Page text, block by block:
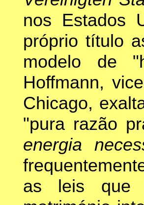
nos Estados
próprio título
modelo de
Hoffmann,
Chicago,
"pura razão
energia
as leis que